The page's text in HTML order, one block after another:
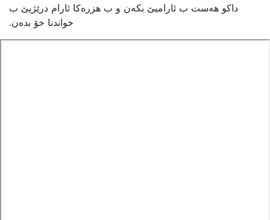
داکو هەست ب ئارامیێ بکەن و ب هزرەکا ئارام درێژیێ ب
خواندنا خۆ بدەن.